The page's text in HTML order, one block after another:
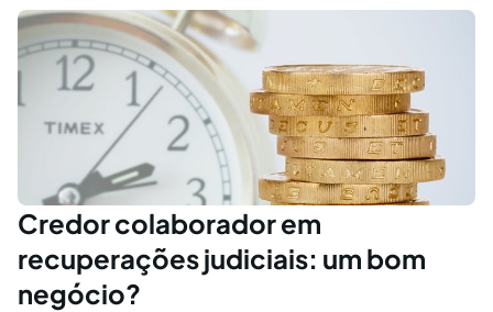
Credor colaborador em
recuperações judiciais: um bom
negócio?